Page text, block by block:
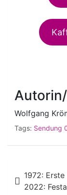
Wolfgang
Tags: Sendung
1972:
2022: